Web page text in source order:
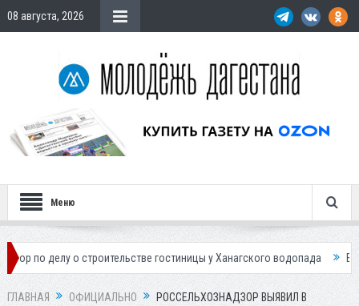
08 августа, 2026
Меню
о строительстве гостиницы у Ханагского водопада Власти
ГЛАВНАЯ ОФИЦИАЛЬНО
РОССЕЛЬХОЗНАДЗОР ВЫЯВИЛ В